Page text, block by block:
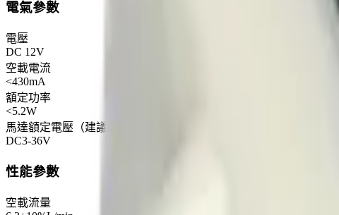
電氣參數
電壓
DC 12V
空載電流
<430mA
額定功率
<5.2W
馬達額定電壓（建議範圍）
DC3-36V
性能參數
空載流量